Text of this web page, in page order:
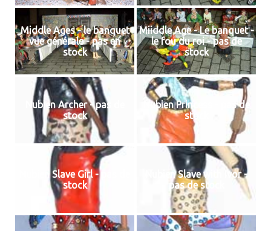
Middle Ages - le banquet
vue générale - pas en
stock
Miiddle Age - Le banquet -
le fou du roi - pas de
stock
Nubien Archer - pas de
stock
Nubien Princess - pas de
stock
Nubien Slave Girl - pas de
stock
Nubien Slave with Ivor -
pas de stock